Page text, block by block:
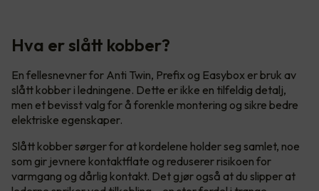
Hva er slått kobber?
En fellesnevner for Anti Twin, Prefix og Easybox er bruk av
slått kobber i ledningene. Dette er ikke en tilfeldig detalj,
men et bevisst valg for å forenkle montering og sikre bedre
elektriske egenskaper.
Slått kobber sørger for at kordelene holder seg samlet, noe
som gir jevnere kontaktflate og reduserer risikoen for
varmgang og dårlig kontakt. Det gjør også at du slipper at